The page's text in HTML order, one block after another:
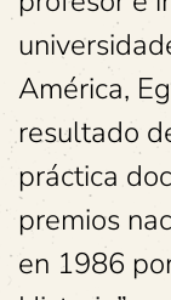
América,
resultado
práctica
premios
en 1986